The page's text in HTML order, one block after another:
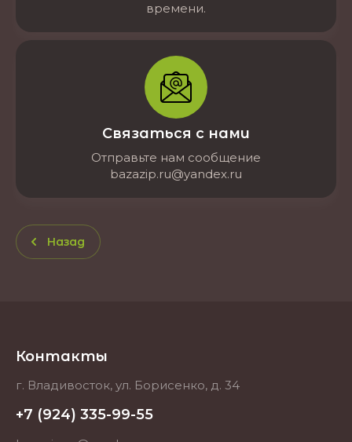
времени.
Связаться с нами
Отправьте нам сообщение
bazazip.ru@yandex.ru
Назад
Контакты
г. Владивосток, ул. Борисенко, д. 34
+7 (924) 335-99-55